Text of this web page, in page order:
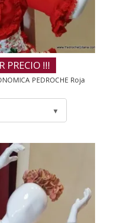
PRECIO !!!
PEDROCHE Roja